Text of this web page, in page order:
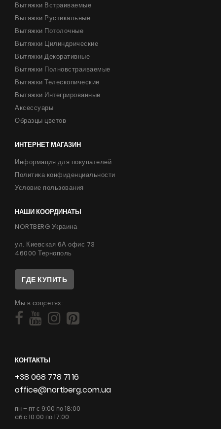
Вытяжки Встраиваемые
Вытяжки Рустикальные
Вытяжки Потолочные
Вытяжки Цилиндрические
Вытяжки Декоративные
Вытяжки Полновстраиваемые
Вытяжки Телескопические
Вытяжки Интегрированные
Аксессуары
Образцы цветов
ИНТЕРНЕТ МАГАЗИН
Информация для покупателей
Политика конфиденциальности
Условие пользования
НАШИ КООРДИНАТЫ
NORTBERG Украина
ул. Киевская 6А офис 73
46000 Тернополь
ГДЕ КУПИТЬ
Мы в соцсетях:
КОНТАКТЫ
+38 068 778 71 16
office@nortberg.com.ua
пн – пт с 9:00 по 18:00
cб с 10:00 по 17:00